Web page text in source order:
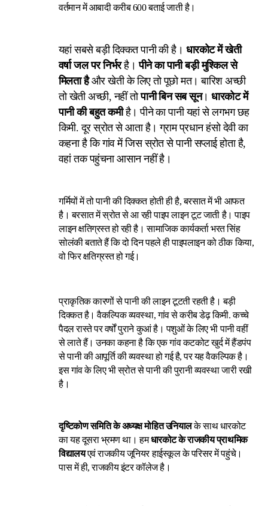
वर्तमान में आबादी करीब 600 बताई जाती है।
यहां सबसे बड़ी दिक्कत पानी की है। धारकोट में खेती
वर्षा जल पर निर्भरहै।पीने का पानी बड़ी मुश्किल से
मिलता हैऔर खेती के लिए तो पूछो मत। बारिश अच्छी
तो खेती अच्छी, नहीं तोपानी बिन सब सून।धारकोट में
पानी की बहुत कमीहै। पीने का पानी यहां से लगभग छह
किमी. दूर स्रोत से आता है। ग्राम प्रधान हंसो देवी का
कहना है कि गांव में जिस स्रोत से पानी सप्लाई होता है,
वहां तक पहुंचना आसान नहीं है।
गर्मियों में तो पानी की दिक्कत होती ही है, बरसात में भी आफत
है। बरसात में स्रोत से आ रही पाइप लाइन टूट जाती है। पाइप
लाइन क्षतिग्रस्त हो रही है। सामाजिक कार्यकर्ता भरत सिंह
सोलंकी बताते हैं कि दो दिन पहले ही पाइपलाइन को ठीक किया,
वो फिर क्षतिग्रस्त हो गई।
प्राकृतिक कारणों से पानी की लाइन टूटती रहती है। बड़ी
दिक्कत है। वैकल्पिक व्यवस्था, गांव से करीब डेढ़ किमी. कच्चे
पैदल रास्ते पर वर्षों पुराने कुआं है। पशुओं के लिए भी पानी वहीं
से लाते हैं। उनका कहना है कि एक गांव कटकोट खुर्द में हैंडपंप
से पानी की आपूर्ति की व्यवस्था हो गई है, पर यह वैकल्पिक है।
इस गांव के लिए भी स्रोत से पानी की पुरानी व्यवस्था जारी रखी
है।
दृष्टिकोण समिति के अध्यक्ष मोहित उनियालके साथ धारकोट
का यह दूसरा भ्रमण था। हमधारकोट के राजकीय प्राथमिक
विद्यालयएवं राजकीय जूनियर हाईस्कूल के परिसर में पहुंचे।
पास में ही, राजकीय इंटर कॉलेज है।